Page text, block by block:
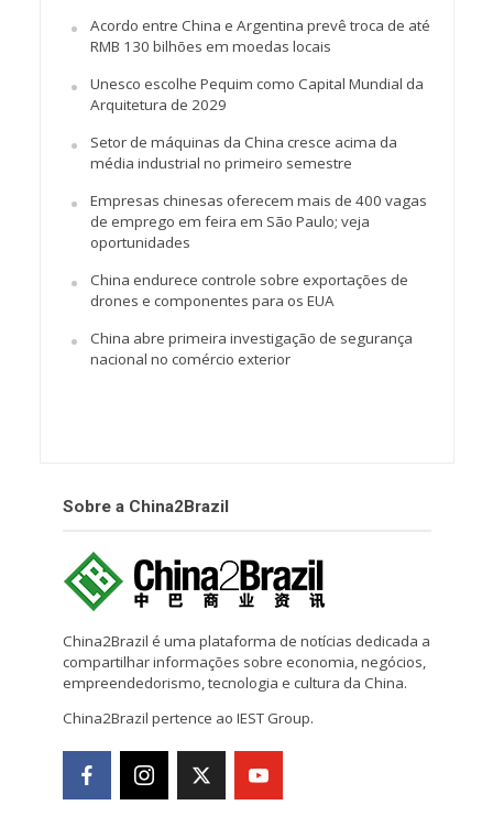
Acordo entre China e Argentina prevê troca de até
RMB 130 bilhões em moedas locais
Unesco escolhe Pequim como Capital Mundial da
Arquitetura de 2029
Setor de máquinas da China cresce acima da
média industrial no primeiro semestre
Empresas chinesas oferecem mais de 400 vagas
de emprego em feira em São Paulo; veja
oportunidades
China endurece controle sobre exportações de
drones e componentes para os EUA
China abre primeira investigação de segurança
nacional no comércio exterior
Sobre a China2Brazil
China2Brazil é uma plataforma de notícias dedicada a
compartilhar informações sobre economia, negócios,
empreendedorismo, tecnologia e cultura da China.
China2Brazil pertence ao IEST Group.